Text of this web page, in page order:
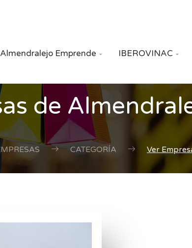
Almendralejo Emprende  IBEROVINAC 
de
CATEGORÍA Ver